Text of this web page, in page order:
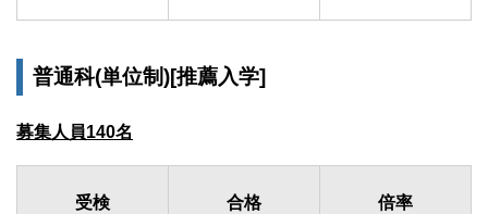
普通科(単位制)[推薦入学]
募集人員140名
受検 合格 倍率